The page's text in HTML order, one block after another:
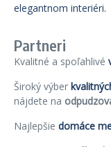
Partneri
Kvalitné a spoľahlivé
Široký výber
nájdete na
Najlepšie domáce